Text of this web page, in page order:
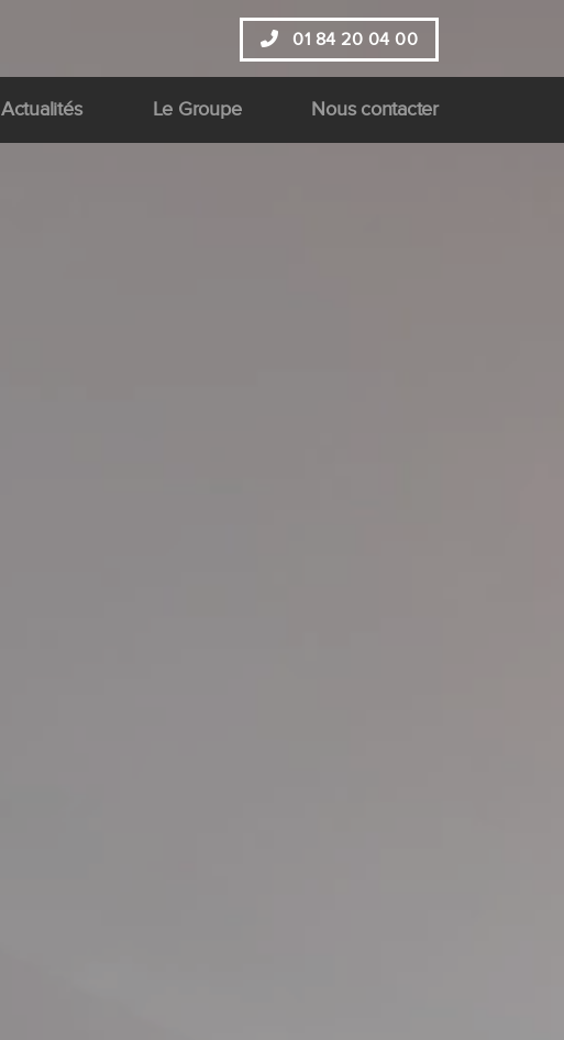
01 84 20 04 00
Actualités Le Groupe Nous contacter